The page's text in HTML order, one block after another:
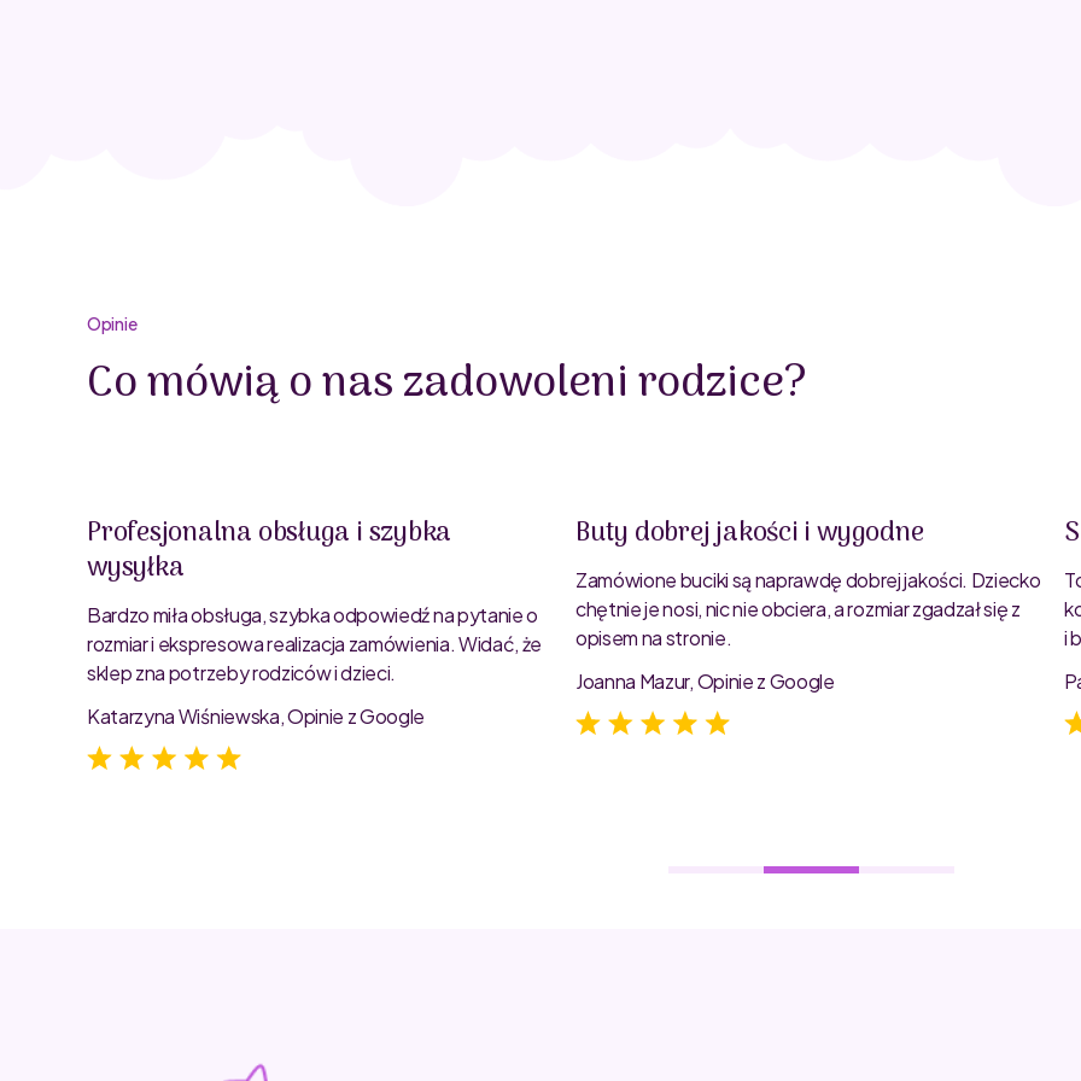
Opinie
Co mówią o nas zadowoleni rodzice?
Profesjonalna obsługa i szybka
wysyłka
Bardzo miła obsługa, szybka odpowiedź na pytanie o
rozmiar i ekspresowa realizacja zamówienia. Widać, że
sklep zna potrzeby rodziców i dzieci.
Katarzyna Wiśniewska, Opinie z Google
Buty dobrej jakości i wygodne
Zamówione buciki są naprawdę dobrej jakości. Dziecko
chętnie je nosi, nic nie obciera, a rozmiar zgadzał się z
opisem na stronie.
Joanna Mazur, Opinie z Google
i